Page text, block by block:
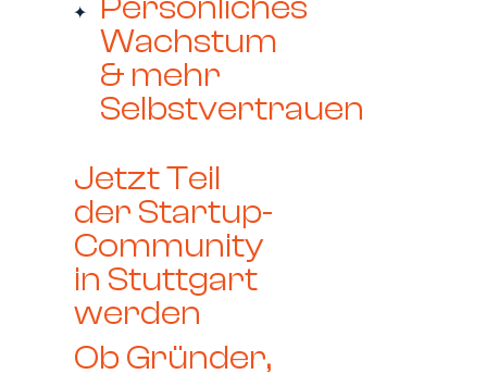
Wachstum
& mehr
Selbstvertrauen
Jetzt Teil
der Startup-
Community
in Stuttgart
werden
Ob Gründer,